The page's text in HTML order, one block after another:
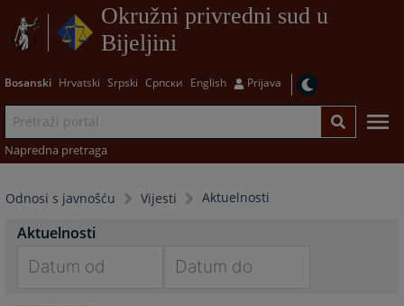
Okružni privredni sud u
Bijeljini
Bosanski Hrvatski Srpski Српски English Prijava
Napredna pretraga
Odnosi s javnošću Vijesti Aktuelnosti
Aktuelnosti